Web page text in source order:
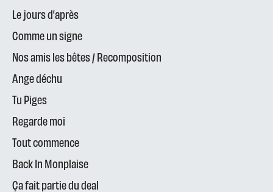
Le jours d’après
Comme un signe
Nos amis les bêtes / Recomposition
Ange déchu
Tu Piges
Regarde moi
Tout commence
Back In Monplaise
Ça fait partie du deal